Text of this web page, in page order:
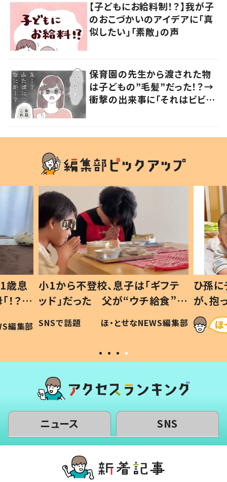
【子どもにお給料制！？】我が子
のおこづかいのアイデアに「真
似したい」「素敵」の声
保育園の先生から渡された物
は子どもの”毛髪”だった！？→
衝撃の出来事に「それはビビ
フテ
食”を
編集部
ひ孫にデレデレな80歳じいじ
が、抱っこすると…ひ孫の反応に
「涙が出ました」「可愛くて仕方な
い」
ほ・とせなNEWS編集部
ニュース SNS